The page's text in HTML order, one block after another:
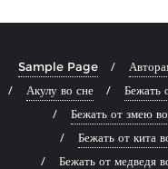
Sample Page
Акулу во сне
Бежать
Бежать от змею
Бежать от кита
Бежать от медведя